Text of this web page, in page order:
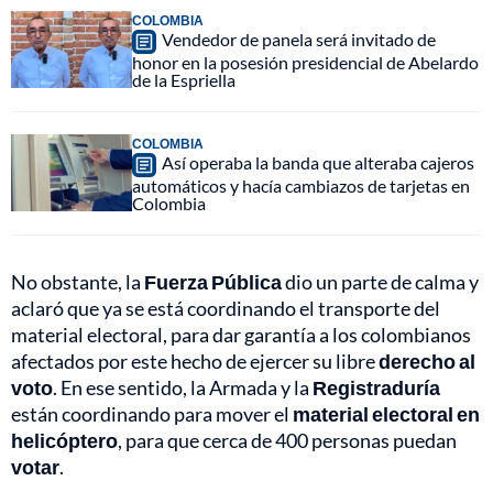
COLOMBIA
Vendedor de panela será invitado de
honor en la posesión presidencial de Abelardo
de la Espriella
COLOMBIA
Así operaba la banda que alteraba cajeros
automáticos y hacía cambiazos de tarjetas en
Colombia
No obstante, la Fuerza Públicadio un parte de calma y
aclaró que ya se está coordinando el transporte del
material electoral, para dar garantía a los colombianos
afectados por este hecho de ejercer su librederecho al
voto. En ese sentido, la Armada y la Registraduría
están coordinando para mover el material electoral en
helicóptero, para que cerca de 400 personas puedan
votar.